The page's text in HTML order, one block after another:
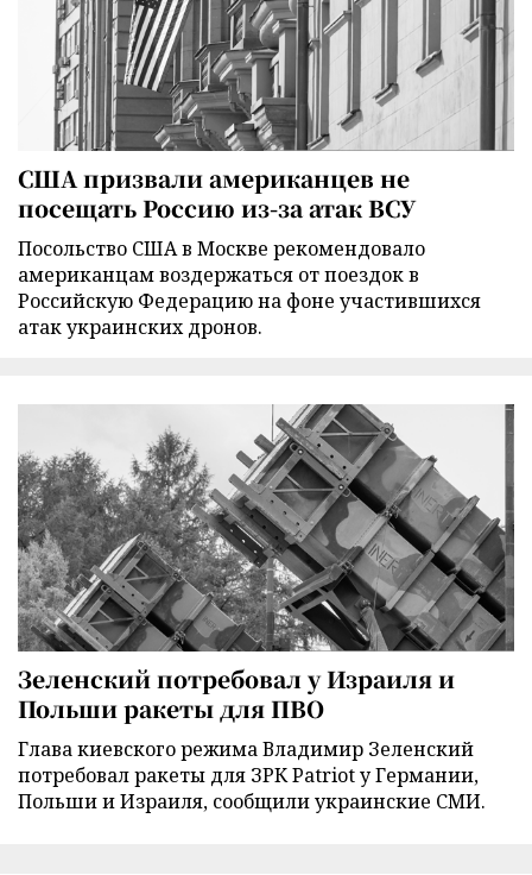
США призвали американцев не
посещать Россию из-за атак ВСУ
Посольство США в Москве рекомендовало
американцам воздержаться от поездок в
Российскую Федерацию на фоне участившихся
атак украинских дронов.
Зеленский потребовал у Израиля и
Польши ракеты для ПВО
Глава киевского режима Владимир Зеленский
потребовал ракеты для ЗРК Patriot у Германии,
Польши и Израиля, сообщили украинские СМИ.